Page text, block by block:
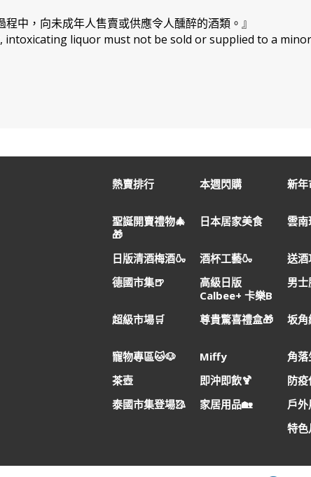
程中，向未成年人售賣或供應令人醺醉的酒類。』
intoxicating liquor must not be sold or supplied to a
熱賣排行 本週閃購 新年
聖誕開賣禮物🎄
🎁
日本居家美食 雲南
日版清酒梅酒🍶 酒杯工藝🍶 送酒
德國市集🍺
高級日版
Calbee+ 卡樂B
男
超級市場🛒 尊貴驚喜禮盒🎁 坂角
寵物專區🐱🐶
Miffy 角
茶壺
即沖即飲🍹 防
泰國市集登場🥻
家居用品🏡 戶
特色